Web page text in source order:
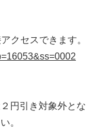
クセスできます。
円引き対象外とな
。